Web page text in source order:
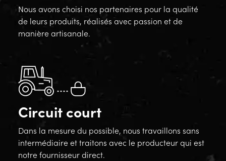
Nous avons choisi nos partenaires pour la qualité
de leurs produits, réalisés avec passion et de
manière artisanale.
Circuit court
Dans la mesure du possible, nous travaillons sans
intermédiaire et traitons avec le producteur qui est
notre fournisseur direct.